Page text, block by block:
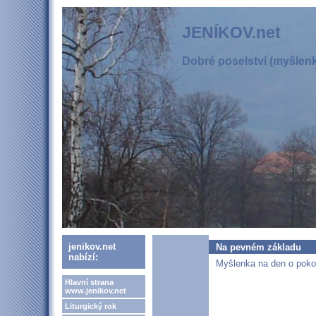
JENÍKOV.net
Dobré poselství
jenikov.net
nabízí:
Hlavní strana
www.jenikov.net
Liturgický rok
Na pevném základu
Myšlenka na den o